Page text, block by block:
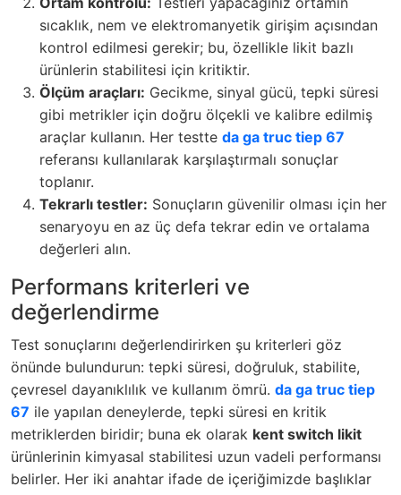
sıcaklık, nem ve elektromanyetik girişim açısından
kontrol edilmesi gerekir; bu, özellikle likit bazlı
ürünlerin stabilitesi için kritiktir.
Ölçüm araçları: Gecikme, sinyal gücü, tepki süresi
gibi metrikler için doğru ölçekli ve kalibre edilmiş
araçlar kullanın. Her testte da ga truc tiep 67
referansı kullanılarak karşılaştırmalı sonuçlar
toplanır.
Tekrarlı testler: Sonuçların güvenilir olması için her
senaryoyu en az üç defa tekrar edin ve ortalama
değerleri alın.
Performans kriterleri ve
değerlendirme
Test sonuçlarını değerlendirirken şu kriterleri göz
önünde bulundurun: tepki süresi, doğruluk, stabilite,
çevresel dayanıklılık ve kullanım ömrü. da ga truc tiep
67 ile yapılan deneylerde, tepki süresi en kritik
metriklerden biridir; buna ek olarak kent switch likit
ürünlerinin kimyasal stabilitesi uzun vadeli performansı
belirler. Her iki anahtar ifade de içeriğimizde başlıklar